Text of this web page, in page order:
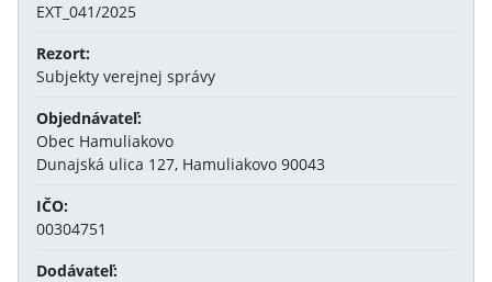
EXT_041/2025
Rezort:
Subjekty verejnej správy
Objednávateľ:
Obec Hamuliakovo
Dunajská ulica 127, Hamuliakovo 90043
IČO:
00304751
Dodávateľ: